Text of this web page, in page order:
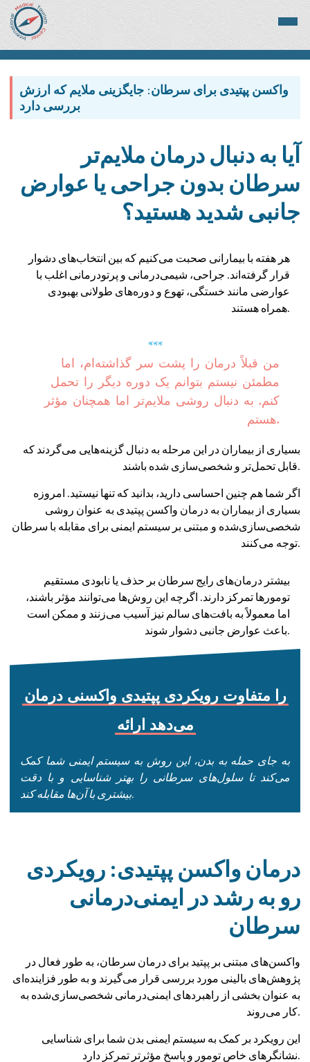
واکسن پپتیدی برای سرطان: جایگزینی ملایم که ارزش
بررسی دارد
آیا به دنبال درمان ملایم‌تر
سرطان بدون جراحی یا عوارض
جانبی شدید هستید؟
هر هفته با بیمارانی صحبت می‌کنیم که بین انتخاب‌های دشوار
قرار گرفته‌اند. جراحی، شیمی‌درمانی و پرتودرمانی اغلب با
عوارضی مانند خستگی، تهوع و دوره‌های طولانی بهبودی
همراه هستند.
من قبلاً درمان را پشت سر گذاشته‌ام، اما
مطمئن نیستم بتوانم یک دوره دیگر را تحمل
کنم. به دنبال روشی ملایم‌تر اما همچنان مؤثر
هستم.
بسیاری از بیماران در این مرحله به دنبال گزینه‌هایی می‌گردند که
قابل تحمل‌تر و شخصی‌سازی شده باشند.
اگر شما هم چنین احساسی دارید، بدانید که تنها نیستید. امروزه
بسیاری از بیماران به درمان واکسن پپتیدی به عنوان روشی
شخصی‌سازی‌شده و مبتنی بر سیستم ایمنی برای مقابله با سرطان
توجه می‌کنند.
بیشتر درمان‌های رایج سرطان بر حذف یا نابودی مستقیم
تومورها تمرکز دارند. اگرچه این روش‌ها می‌توانند مؤثر باشند،
اما معمولاً به بافت‌های سالم نیز آسیب می‌زنند و ممکن است
باعث عوارض جانبی دشوار شوند.
درمان واکسنی پپتیدی رویکردی متفاوت را
ارائه می‌دهد
به جای حمله به بدن، این روش به سیستم ایمنی شما کمک
می‌کند تا سلول‌های سرطانی را بهتر شناسایی و با دقت
بیشتری با آن‌ها مقابله کند.
درمان واکسن پپتیدی: رویکردی
رو به رشد در ایمنی‌درمانی
سرطان
واکسن‌های مبتنی بر پپتید برای درمان سرطان، به طور فعال در
پژوهش‌های بالینی مورد بررسی قرار می‌گیرند و به طور فزاینده‌ای
به عنوان بخشی از راهبردهای ایمنی‌درمانی شخصی‌سازی‌شده به
کار می‌روند.
این رویکرد بر کمک به سیستم ایمنی بدن شما برای شناسایی
نشانگرهای خاص تومور و پاسخ مؤثرتر تمرکز دارد.